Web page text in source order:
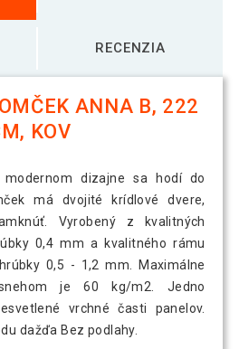
RECENZIA
ANNA B, 222
KOV
dizajne sa hodí do
má dvojité krídlové dvere,
Vyrobený z kvalitných
0,4 mm a kvalitného rámu
0,5 - 1,2 mm. Maximálne
je 60 kg/m2. Jedno
vrchné časti panelov.
dažďa Bez podlahy.